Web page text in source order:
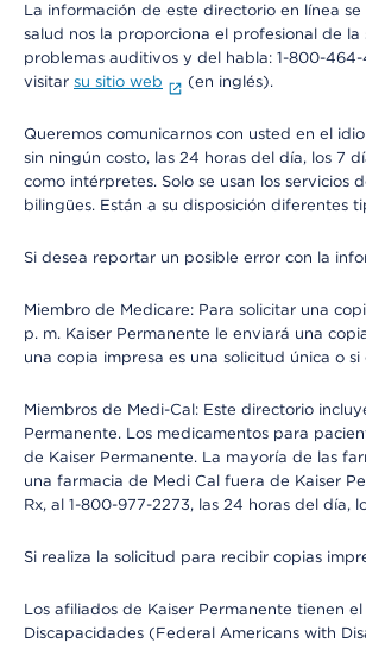
La información de este directorio en línea
salud nos la proporciona el profesional de
problemas auditivos y del habla: 1-800-
visitar su sitio web (en inglés).
Queremos comunicarnos con usted en el
sin ningún costo, las 24 horas del día, los 7
como intérpretes. Solo se usan los
bilingües. Están a su disposición diferentes
Si desea reportar un posible error con la
Miembro de Medicare: Para solicitar una
p. m. Kaiser Permanente le enviará una
una copia impresa es una solicitud única o
Miembros de Medi-Cal: Este directorio
Permanente. Los medicamentos para
de Kaiser Permanente. La mayoría de las
una farmacia de Medi Cal fuera de Kaiser
Rx, al 1-800-977-2273, las 24 horas del día,
Si realiza la solicitud para recibir copias
Los afiliados de Kaiser Permanente tienen
Discapacidades (Federal Americans with